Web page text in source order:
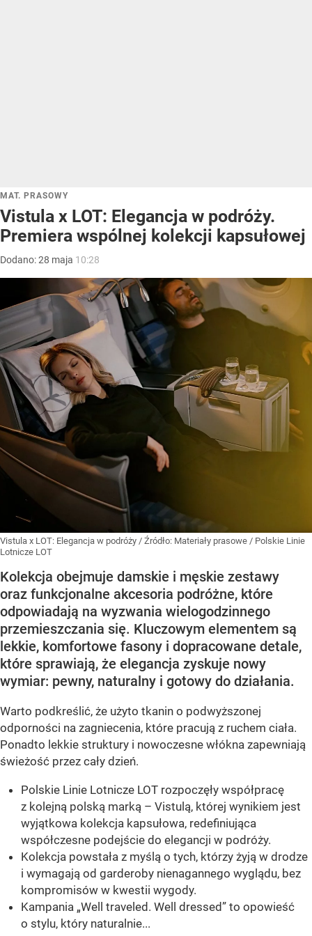
MAT. PRASOWY
Vistula x LOT: Elegancja w podróży.
Premiera wspólnej kolekcji kapsułowej
Dodano:28 maja 10:28
Vistula x LOT: Elegancja w podróży / Źródło: Materiały prasowe / Polskie Linie
Lotnicze LOT
Kolekcja obejmuje damskie i męskie zestawy
oraz funkcjonalne akcesoria podróżne, które
odpowiadają na wyzwania wielogodzinnego
przemieszczania się. Kluczowym elementem są
lekkie, komfortowe fasony i dopracowane detale,
które sprawiają, że elegancja zyskuje nowy
wymiar: pewny, naturalny i gotowy do działania.
Warto podkreślić, że użyto tkanin o podwyższonej
odporności na zagniecenia, które pracują z ruchem ciała.
Ponadto lekkie struktury i nowoczesne włókna zapewniają
świeżość przez cały dzień.
Polskie Linie Lotnicze LOT rozpoczęły współpracę
z kolejną polską marką – Vistulą, której wynikiem jest
wyjątkowa kolekcja kapsułowa, redefiniująca
współczesne podejście do elegancji w podróży.
Kolekcja powstała z myślą o tych, którzy żyją w drodze
i wymagają od garderoby nienagannego wyglądu, bez
kompromisów w kwestii wygody.
Kampania „Well traveled. Well dressed” to opowieść
o stylu, który naturalnie...